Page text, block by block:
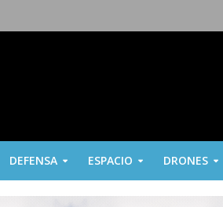
DEFENSA ESPACIO DRONES